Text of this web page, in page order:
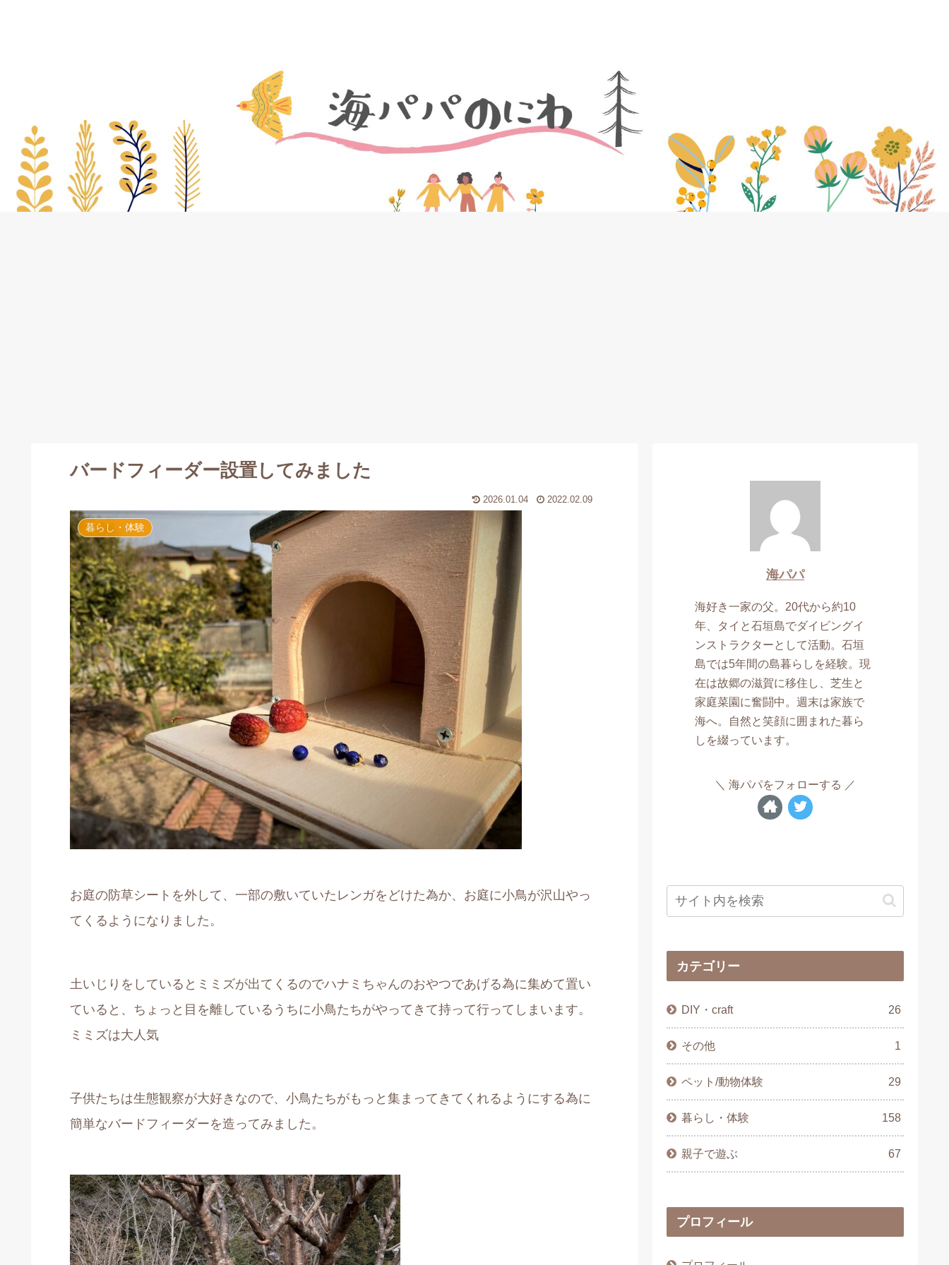
バードフィーダー設置してみました
2026.01.04 2022.02.09
暮らし・体験
お庭の防草シートを外して、一部の敷いていたレンガをどけた為か、お庭に小鳥が沢山やっ
てくるようになりました。
土いじりをしているとミミズが出てくるのでハナミちゃんのおやつであげる為に集めて置い
ていると、ちょっと目を離しているうちに小鳥たちがやってきて持って行ってしまいます。
ミミズは大人気
子供たちは生態観察が大好きなので、小鳥たちがもっと集まってきてくれるようにする為に
簡単なバードフィーダーを造ってみました。
海パパ
海好き一家の父。20代から約10
年、タイと石垣島でダイビングイ
ンストラクターとして活動。石垣
島では5年間の島暮らしを経験。現
在は故郷の滋賀に移住し、芝生と
家庭菜園に奮闘中。週末は家族で
海へ。自然と笑顔に囲まれた暮ら
しを綴っています。
海パパをフォローする
カテゴリー
DIY・craft 26
その他 1
ペット/動物体験 29
暮らし・体験 158
親子で遊ぶ 67
プロフィール